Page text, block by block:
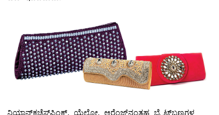
ನಿಯಾನ್‌ಕ್ಲಚೆಸ್‌ಪಿಂಕ್‌, ಯೆಲ್ಲೋ, ಆರೆಂಜ್‌ನಂತಹ ಬ್ರೈಟ್‌ಬಣ್ಣಗಳ